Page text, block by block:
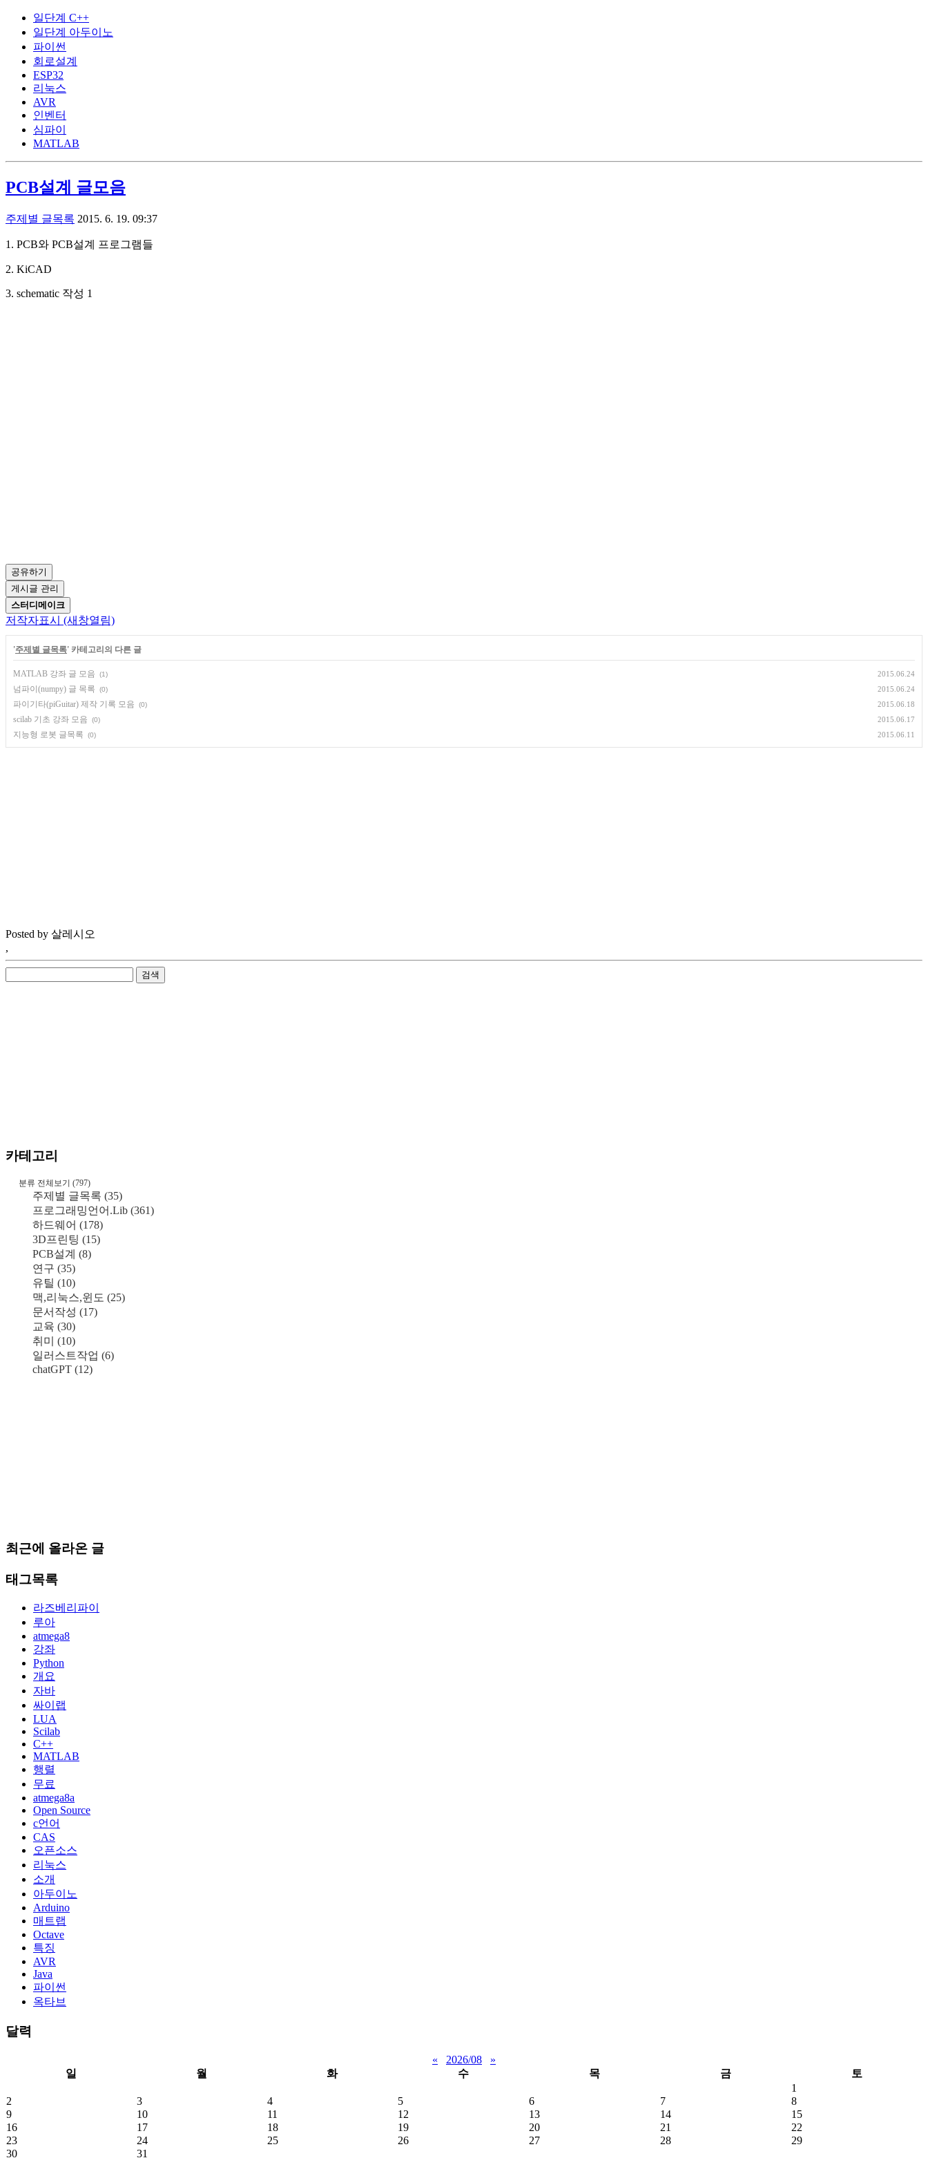
일단계 C++
일단계 아두이노
파이썬
회로설계
ESP32
리눅스
AVR
인벤터
심파이
MATLAB
PCB설계 글모음
주제별 글목록 2015. 6. 19. 09:37
1. PCB와 PCB설계 프로그램들
2. KiCAD
3. schematic 작성 1
공유하기
게시글 관리
스터디메이크
저작자표시 (새창열림)
'주제별 글목록' 카테고리의 다른 글
MATLAB 강좌 글 모음 (1) 2015.06.24
넘파이(numpy) 글 목록 (0) 2015.06.24
파이기타(piGuitar) 제작 기록 모음 (0) 2015.06.18
scilab 기초 강좌 모음 (0) 2015.06.17
지능형 로봇 글목록 (0) 2015.06.11
Posted by 살레시오
,
카테고리
분류 전체보기 (797)
주제별 글목록 (35)
프로그래밍언어.Lib (361)
하드웨어 (178)
3D프린팅 (15)
PCB설계 (8)
연구 (35)
유틸 (10)
맥,리눅스,윈도 (25)
문서작성 (17)
교육 (30)
취미
(10)
일러스트작업 (6)
chatGPT (12)
최근에 올라온 글
태그목록
라즈베리파이
루아
atmega8
강좌
Python
개요
자바
싸이랩
LUA
Scilab
C++
MATLAB
행렬
무료
atmega8a
Open Source
c언어
CAS
오픈소스
리눅스
소개
아두이노
Arduino
매트랩
Octave
특징
AVR
Java
파이썬
옥타브
달력
« 2026/08
»
일
월 화 수 목 금
토
1
2
3 4 5 6 7
8
9
10 11 12 13 14
15
16
17 18 19 20 21
22
23
24 25 26 27 28
29
30
31